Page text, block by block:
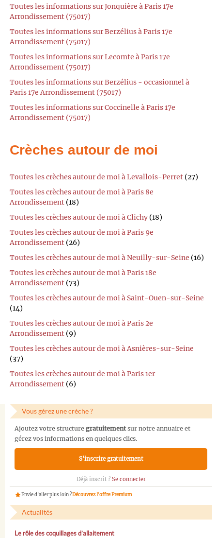
Toutes les informations sur Jonquière à Paris 17e
Arrondissement (75017)
Toutes les informations sur Berzélius à Paris 17e
Arrondissement (75017)
Toutes les informations sur Lecomte à Paris 17e
Arrondissement (75017)
Toutes les informations sur Berzélius - occasionnel à
Paris 17e Arrondissement (75017)
Toutes les informations sur Coccinelle à Paris 17e
Arrondissement (75017)
Crèches autour de moi
Toutes les crèches autour de moi à Levallois-Perret (27)
Toutes les crèches autour de moi à Paris 8e
Arrondissement (18)
Toutes les crèches autour de moi à Clichy (18)
Toutes les crèches autour de moi à Paris 9e
Arrondissement (26)
Toutes les crèches autour de moi à Neuilly-sur-Seine (16)
Toutes les crèches autour de moi à Paris 18e
Arrondissement (73)
Toutes les crèches autour de moi à Saint-Ouen-sur-Seine
(14)
Toutes les crèches autour de moi à Paris 2e
Arrondissement (9)
Toutes les crèches autour de moi à Asnières-sur-Seine
(37)
Toutes les crèches autour de moi à Paris 1er
Arrondissement (6)
Vous gérez une crèche ?
Ajoutez votre structure gratuitementsur notre annuaire et
gérez vos informations en quelques clics.
S'inscrire gratuitement
Déjà inscrit ? Se connecter
Envie d'aller plus loin ?Découvrez l'offre Premium
Actualités
Le rôle des coquillages d’allaitement